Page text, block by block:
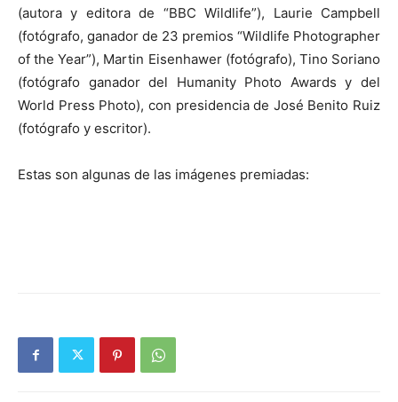
(autora y editora de “BBC Wildlife”), Laurie Campbell
(fotógrafo, ganador de 23 premios “Wildlife Photographer
of the Year”), Martin Eisenhawer (fotógrafo), Tino Soriano
(fotógrafo ganador del Humanity Photo Awards y del
World Press Photo), con presidencia de José Benito Ruiz
(fotógrafo y escritor).
Estas son algunas de las imágenes premiadas: